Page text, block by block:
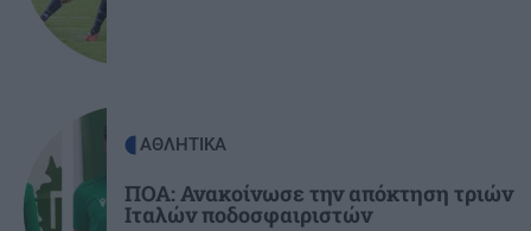
ΑΘΛΗΤΙΚΑ
ΠΟΑ: Ανακοίνωσε την απόκτηση τριών
Ιταλών ποδοσφαιριστών